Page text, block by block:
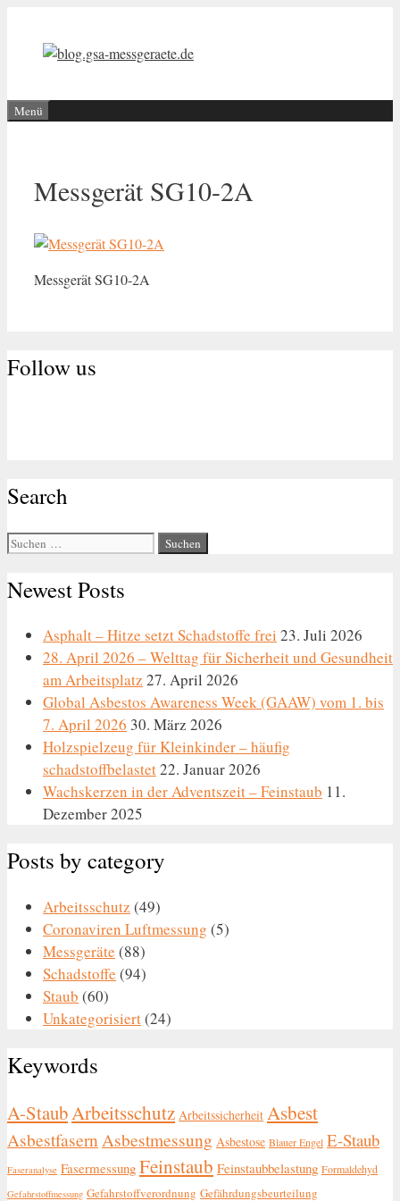
springen
Menü
Messgerät SG10-2A
Messgerät SG10-2A
Follow us
Search
Suche
Newest Posts
Asphalt – Hitze setzt Schadstoffe frei 23. Juli 2026
28. April 2026 – Welttag für Sicherheit und Gesundheit
am Arbeitsplatz 27. April 2026
Global Asbestos Awareness Week (GAAW) vom 1. bis
7. April 2026 30. März 2026
Holzspielzeug für Kleinkinder – häufig
schadstoffbelastet22. Januar 2026
Wachskerzen in der Adventszeit – Feinstaub 11.
Dezember 2025
Posts by category
Arbeitsschutz (49)
Coronaviren Luftmessung (5)
Messgeräte (88)
Schadstoffe (94)
Staub (60)
Unkategorisiert(24)
Keywords
A-StaubArbeitsschutz Arbeitssicherheit Asbest
AsbestfasernAsbestmessung Asbestose Blauer Engel E-Staub
Faseranalyse Fasermessung Feinstaub Feinstaubbelastung Formaldehyd
Gefahrstoffmessung Gefahrstoffverordnung Gefährdungsbeurteilung